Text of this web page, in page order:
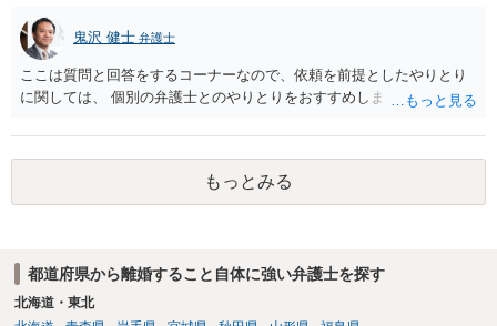
鬼沢 健士 弁護士
ここは質問と回答をするコーナーなので、依頼を前提としたやりとり
に関しては、 個別の弁護士とのやりとりをおすすめします。
もっとみる
都道府県から離婚すること自体に強い弁護士を探す
北海道・東北